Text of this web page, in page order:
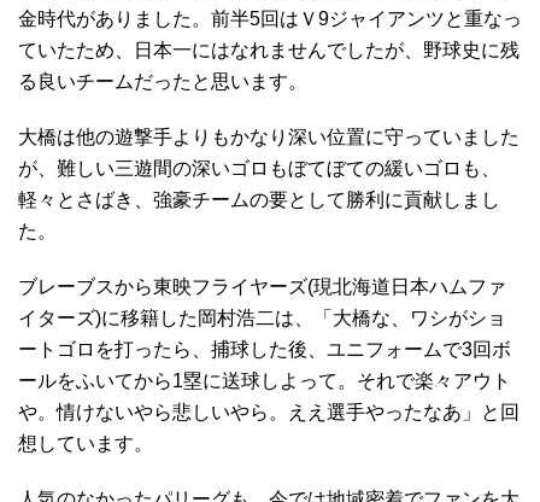
金時代がありました。前半5回はＶ9ジャイアンツと重なっ
ていたため、日本一にはなれませんでしたが、野球史に残
る良いチームだったと思います。
大橋は他の遊撃手よりもかなり深い位置に守っていました
が、難しい三遊間の深いゴロもぼてぼての緩いゴロも、
軽々とさばき、強豪チームの要として勝利に貢献しまし
た。
ブレーブスから東映フライヤーズ(現北海道日本ハムファ
イターズ)に移籍した岡村浩二は、「大橋な、ワシがショ
ートゴロを打ったら、捕球した後、ユニフォームで3回ボ
ールをふいてから1塁に送球しよって。それで楽々アウト
や。情けないやら悲しいやら。ええ選手やったなあ」と回
想しています。